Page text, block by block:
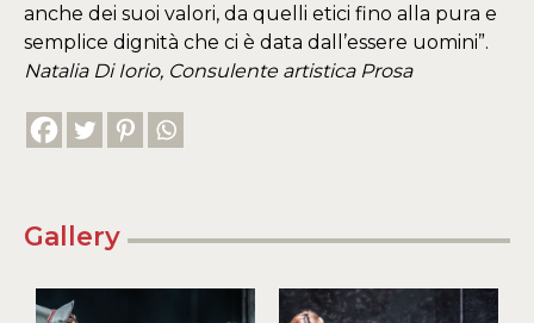
anche dei suoi valori, da quelli etici fino alla pura e
semplice dignità che ci è data dall’essere uomini”.
Natalia Di Iorio, Consulente artistica Prosa
Gallery